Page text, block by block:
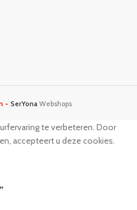
- SerYona Webshops
te verbeteren. Door
accepteert u deze cookies.